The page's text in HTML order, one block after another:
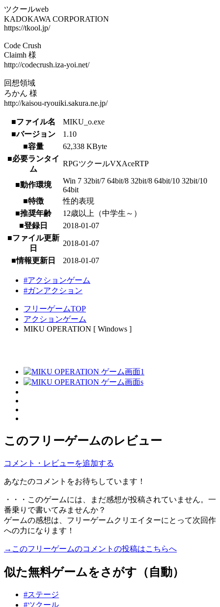
ツクールweb
KADOKAWA CORPORATION
https://tkool.jp/
Code Crush
Claimh 様
http://codecrush.iza-yoi.net/
回想領域
ろかん 様
http://kaisou-ryouiki.sakura.ne.jp/
■ファイル名
MIKU_o.exe
■バージョン
1.10
■容量
62,338 KByte
■必要ランタイ
ム
RPGツクールVXAceRTP
■動作環境
Win 7 32bit/7 64bit/8 32bit/8 64bit/10 32bit/10
64bit
■特徴
性的表現
■推奨年齢
12歳以上（中学生～）
■登録日
2018-01-07
■ファイル更新
日
2018-01-07
■情報更新日 2018-01-07
#アクションゲーム
#ガンアクション
フリーゲームTOP
アクションゲーム
MIKU OPERATION [ Windows ]
このフリーゲームのレビュー
コメント・レビューを追加する
あなたのコメントをお待ちしています！
・・・このゲームには、まだ感想が投稿されていません。一
番乗りで書いてみませんか？
ゲームの感想は、フリーゲームクリエイターにとって次回作
への力になります！
→このフリーゲームのコメントの投稿はこちらへ
似た無料ゲームをさがす（自動）
#ステージ
#ツクール